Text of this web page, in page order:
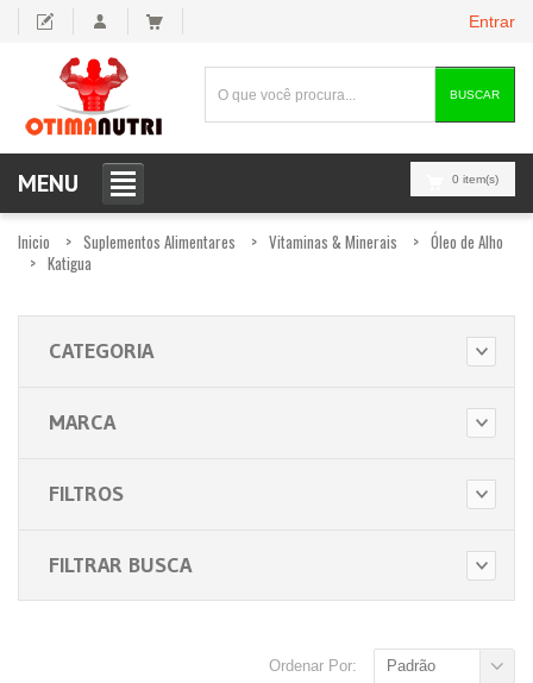
Entrar
BUSCAR
0 item(s)
MENU
Inicio Suplementos Alimentares Vitaminas & Minerais
Óleo de Alho
Katigua
CATEGORIA
MARCA
FILTROS
FILTRAR BUSCA
Ordenar Por: Padrão